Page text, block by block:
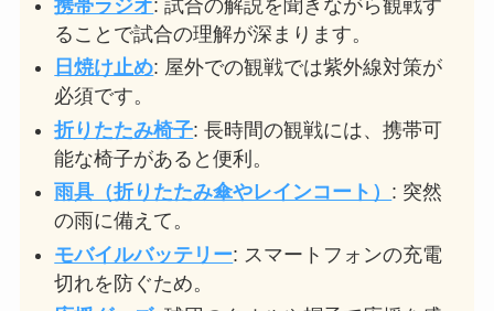
携帯ラジオ: 試合の解説を聞きながら観戦す
ることで試合の理解が深まります。
日焼け止め: 屋外での観戦では紫外線対策が
必須です。
折りたたみ椅子: 長時間の観戦には、携帯可
能な椅子があると便利。
雨具（折りたたみ傘やレインコート） : 突然
の雨に備えて。
モバイルバッテリー: スマートフォンの充電
切れを防ぐため。